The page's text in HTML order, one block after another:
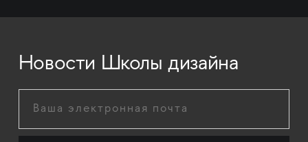
Новости Школы дизайна